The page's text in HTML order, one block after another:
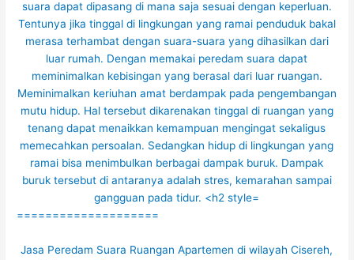
====================
Jasa Peredam Suara Ruangan Apartemen di wilayah Cisereh,